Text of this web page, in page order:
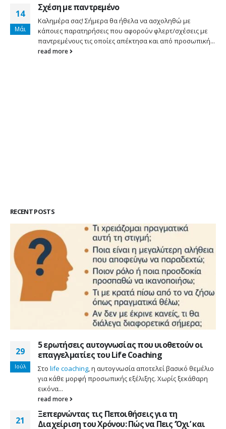
14
Μάι
Σχέση με παντρεμένο
Καλημέρα σας! Σήμερα θα ήθελα να ασχοληθώ με
κάποιες παρατηρήσεις που αφορούν φλερτ/σχέσεις με
παντρεμένους τις οποίες απέκτησα και από προσωπική...
read more
RECENT POSTS
29
Ιούλ
5 ερωτήσεις αυτογνωσίας που υιοθετούν οι
επαγγελματίες του Life Coaching
Στο life coaching, η αυτογνωσία αποτελεί βασικό θεμέλιο
για κάθε μορφή προσωπικής εξέλιξης. Χωρίς ξεκάθαρη
εικόνα...
read more
21
Ξεπερνώντας τις Πεποιθήσεις για τη
Διαχείριση του Χρόνου: Πώς να Πεις ‘Όχι’ και